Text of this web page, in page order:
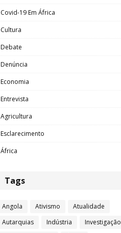
Covid-19 Em África
Cultura
Debate
Denúncia
Economia
Entrevista
Agricultura
Esclarecimento
África
Tags
Angola Ativismo
Atualidade
Autarquias
Indústria
Investigação